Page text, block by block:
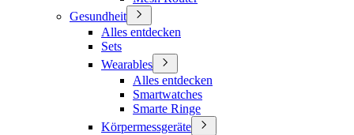
Gesundheit
Alles entdecken
Sets
Wearables
Alles entdecken
Smartwatches
Smarte Ringe
Körpermessgeräte